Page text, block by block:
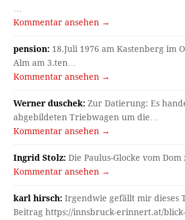
Kommentar ansehen →
pension: 18.Juli 1976 am Kastenberg im
Alm am 3.ten…
Kommentar ansehen →
Werner duschek: Zur Datierung: Es
abgebildeten Triebwagen um die…
Kommentar ansehen →
Ingrid Stolz: Die Paulus-Glocke vom Dom
Kommentar ansehen →
karl hirsch: Irgendwie gefällt mir dieses
Beitrag https://innsbruck-erinnert.at/